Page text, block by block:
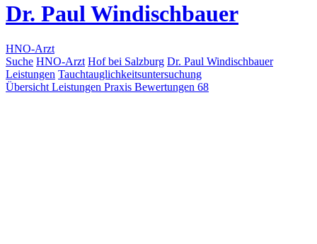
Dr. Paul Windischbauer
HNO-Arzt
Suche HNO-Arzt Hof bei Salzburg Dr. Paul Windischbauer
Leistungen Tauchtauglichkeitsuntersuchung
Übersicht Leistungen Praxis Bewertungen 68